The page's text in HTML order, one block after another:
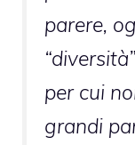
parere,
per cui
grandi